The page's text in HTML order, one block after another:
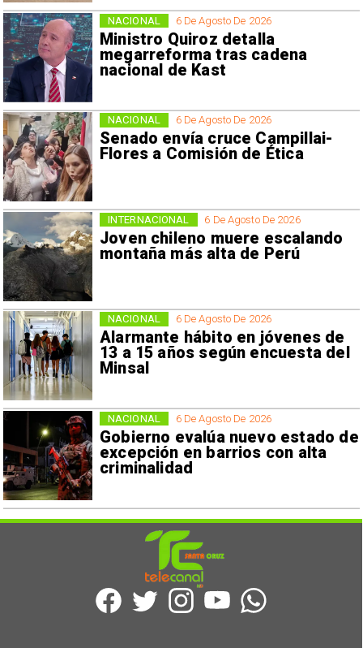
6 De Agosto De 2026
Ministro Quiroz detalla
megarreforma tras cadena
nacional de Kast
NACIONAL
6 De Agosto De 2026
Senado envía cruce Campillai-
Flores a Comisión de Ética
NACIONAL
6 De Agosto De 2026
Joven chileno muere escalando
montaña más alta de Perú
INTERNACIONAL
6 De Agosto De 2026
Alarmante hábito en jóvenes de
13 a 15 años según encuesta del
Minsal
NACIONAL
6 De Agosto De 2026
Gobierno evalúa nuevo estado de
excepción en barrios con alta
criminalidad
NACIONAL